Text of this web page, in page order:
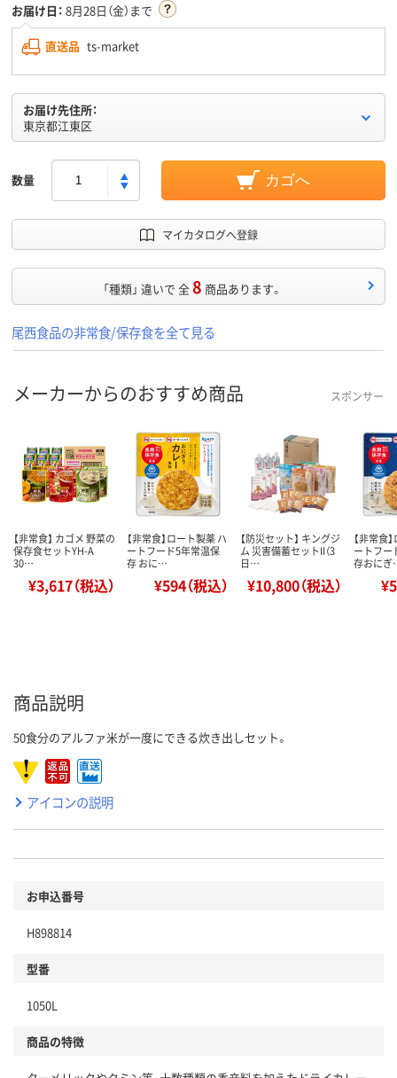
お届け日： 8月28日（金）まで
直送品 ts-market
お届け先住所：
東京都江東区
数量 カゴへ
マイカタログへ登録
「種類」 違いで 全8 商品あります。
尾西食品の非常食/保存食を全て見る
メーカーからのおすすめ商品 スポンサー
【非常食】 カゴメ 野菜の
保存食セットYH-A
30…
¥3,617（税込）
【非常食】ロート製薬 ハ
ートフード5年常温保
存 おに…
¥594（税込）
【防災セット】 キングジ
ム 災害備蓄セットII（3
日…
¥10,800（税込）
【非常食
ートフー
存おに
商品説明
50食分のアルファ米が一度にできる炊き出しセット。
アイコンの説明
お申込番号
H898814
型番
1050L
商品の特徴